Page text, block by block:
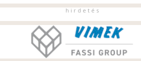
h i r d e t é s